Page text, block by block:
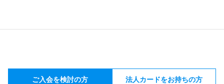
お客様サポート
個人のお客様
ご入会を検討の方 法人カードをお持ちの方